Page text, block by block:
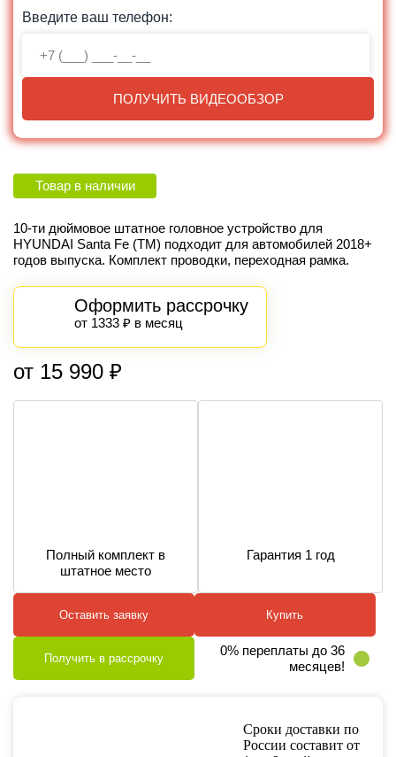
Введите ваш телефон:
ПОЛУЧИТЬ ВИДЕООБЗОР
Товар в наличии
10-ти дюймовое штатное головное устройство для
HYUNDAI Santa Fe (TM) подходит для автомобилей 2018+
годов выпуска. Комплект проводки, переходная рамка.
Оформить рассрочку
от 1333 ₽ в месяц
от 15 990 ₽
Полный комплект в
штатное место
Гарантия 1 год
Оставить заявку Купить
Получить в рассрочку
0% переплаты до 36
месяцев!
Сроки доставки по
России составит от